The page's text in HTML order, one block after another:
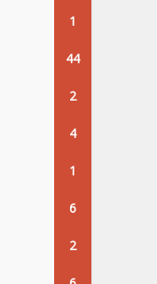
1
44
2
4
1
6
2